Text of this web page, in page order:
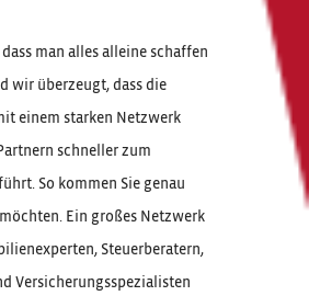
man alles alleine schaffen
wir überzeugt, dass die
einem starken Netzwerk
schneller zum
So kommen Sie genau
Ein großes Netzwerk
Steuerberatern,
Versicherungsspezialisten